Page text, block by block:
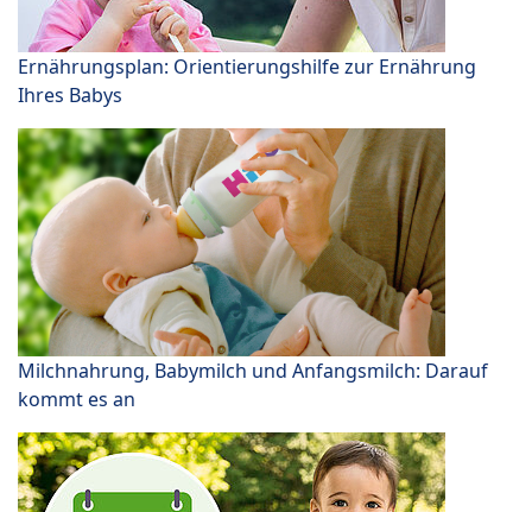
Ernährungsplan: Orientierungshilfe zur Ernährung
Ihres Babys
Milchnahrung, Babymilch und Anfangsmilch: Darauf
kommt es an